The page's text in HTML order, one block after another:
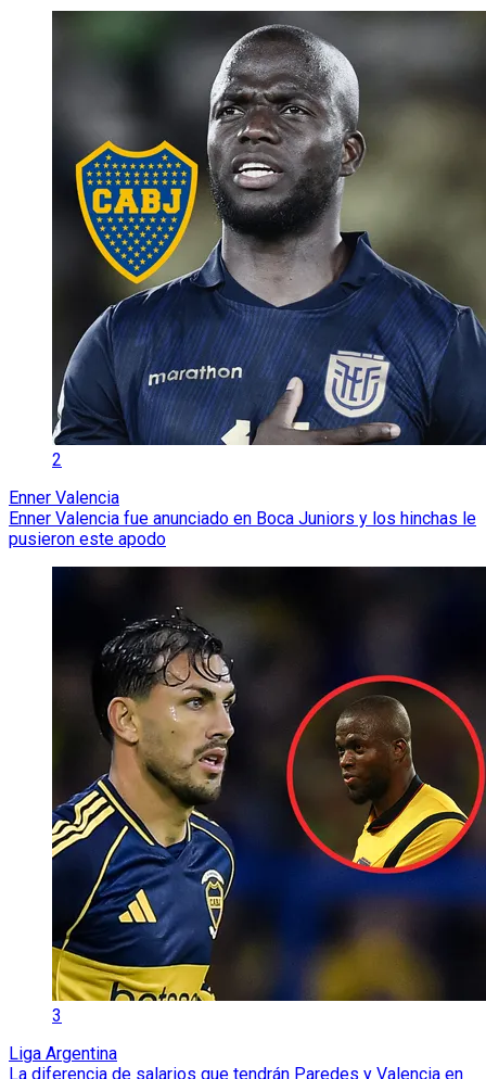
2
Enner Valencia
Enner Valencia fue anunciado en Boca Juniors y los hinchas le
pusieron este apodo
3
Liga Argentina
La diferencia de salarios que tendrán Paredes y Valencia en